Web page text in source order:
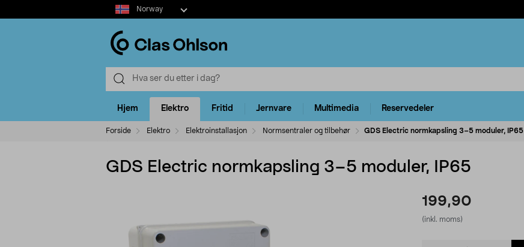
Select
market
Norway
Hjem Elektro Fritid Jernvare Multimedia Reservedeler
Forside Elektro Elektroinstallasjon Normsentraler og tilbehør GDS Electric normkapsling 3–5 moduler, IP65
GDS Electric normkapsling 3–5 moduler, IP65
199,90
(inkl. moms)